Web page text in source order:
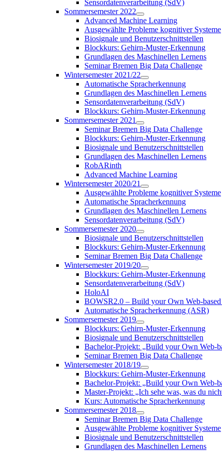
Sensordatenverarbeitung (SdV)
Sommersemester 2022
Advanced Machine Learning
Ausgewählte Probleme kognitiver Systeme
Biosignale und Benutzerschnittstellen
Blockkurs: Gehirn-Muster-Erkennung
Grundlagen des Maschinellen Lernens
Seminar Bremen Big Data Challenge
Wintersemester 2021/22
Automatische Spracherkennung
Grundlagen des Maschinellen Lernens
Sensordatenverarbeitung (SdV)
Blockkurs: Gehirn-Muster-Erkennung
Sommersemester 2021
Seminar Bremen Big Data Challenge
Blockkurs: Gehirn-Muster-Erkennung
Biosignale und Benutzerschnittstellen
Grundlagen des Maschinellen Lernens
RobARinth
Advanced Machine Learning
Wintersemester 2020/21
Ausgewählte Probleme kognitiver Systeme
Automatische Spracherkennung
Grundlagen des Maschinellen Lernens
Sensordatenverarbeitung (SdV)
Sommersemester 2020
Biosignale und Benutzerschnittstellen
Blockkurs: Gehirn-Muster-Erkennung
Seminar Bremen Big Data Challenge
Wintersemester 2019/20
Blockkurs: Gehirn-Muster-Erkennung
Sensordatenverarbeitung (SdV)
HoloAI
BOWSR2.0 – Build your Own Web-based
Automatische Spracherkennung (ASR)
Sommersemester 2019
Blockkurs: Gehirn-Muster-Erkennung
Biosignale und Benutzerschnittstellen
Bachelor-Projekt: „Build your Own Web-
Seminar Bremen Big Data Challenge
Wintersemester 2018/19
Blockkurs: Gehirn-Muster-Erkennung
Bachelor-Projekt: „Build your Own Web-
Master-Projekt: „Ich sehe was, was du
Kurs: Automatische Spracherkennung
Sommersemester 2018
Seminar Bremen Big Data Challenge
Ausgewählte Probleme kognitiver Systeme
Biosignale und Benutzerschnittstellen
Grundlagen des Maschinellen Lernens